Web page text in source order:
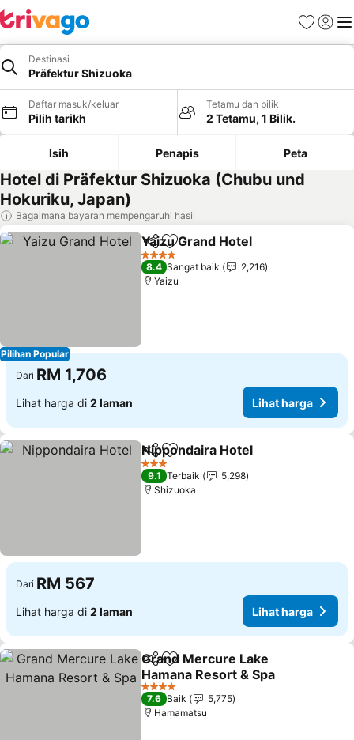
Kegemaran
Daftar
Destinasi
Präfektur Shizuoka
Daftar masuk/keluar
Pilih tarikh
Tetamu dan bilik
2 Tetamu, 1 Bilik.
Isih Penapis Peta
Hotel di Präfektur Shizuoka (Chubu und
Hokuriku, Japan)
Bagaimana bayaran mempengaruhi hasil
Pilihan Popular
KongsiTambah ke favorit
Yaizu Grand Hotel
4 Bintang
8.4 Sangat baik
2,216
Yaizu
Dari RM 1,706
Lihat harga di 2 laman Lihat harga
KongsiTambah ke favorit
Nippondaira Hotel
3 Bintang
9.1 Terbaik
5,298
Shizuoka
Dari RM 567
Lihat harga di 2 laman Lihat harga
KongsiTambah ke favorit
Grand Mercure Lake
Hamana Resort & Spa
4 Bintang
7.6 Baik
5,775
Hamamatsu